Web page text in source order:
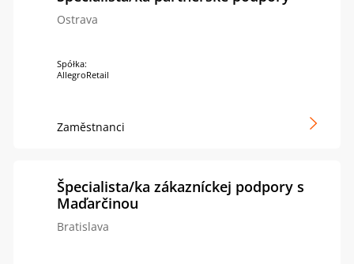
Ostrava
Spółka:
AllegroRetail
Zaměstnanci
Špecialista/ka zákazníckej podpory s
Maďarčinou
Bratislava